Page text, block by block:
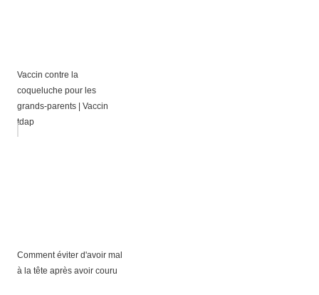
Vaccin contre la
coqueluche pour les
grands-parents | Vaccin
tdap
Comment éviter d'avoir mal
à la tête après avoir couru